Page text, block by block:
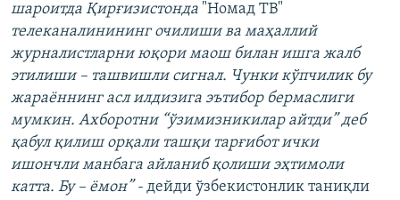
шароитда Қирғизистонда "Номад ТВ"
телеканалинининг очилиши ва маҳаллий
журналистларни юқори маош билан ишга жалб
этилиши – ташвишли сигнал. Чунки кўпчилик бу
жараённинг асл илдизига эътибор бермаслиги
мумкин. Ахборотни “ўзимизникилар айтди” деб
қабул қилиш орқали ташқи тарғибот ички
ишончли манбага айланиб қолиши эҳтимоли
катта. Бу – ёмон” - дейди ўзбекистонлик таниқли